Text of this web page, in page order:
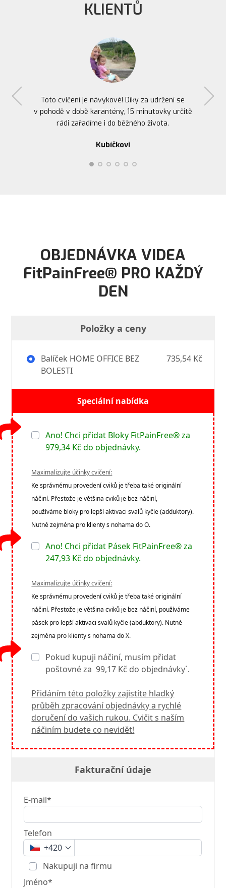
KLIENTŮ
Toto cvičení je návykové! Díky za udržení se
v pohodě v době karantény, 15 minutovky určitě
rádi zařadíme i do běžného života.
Kubíčkovi
Gabriela Havlíková
Viktor Chvátal
Renata Štolfová
Prokop Slezák
Helena Pittnerová
OBJEDNÁVKA VIDEA
FitPainFree® PRO KAŽDÝ
DEN
Položky a ceny
Balíček HOME OFFICE BEZ
BOLESTI
735,54 Kč
Speciální nabídka
Ano! Chci přidat Bloky FitPainFree® za
979,34 Kč do objednávky.
Maximalizujte účinky cvičení:
Ke správnému provedení cviků je třeba také originální
náčiní. Přestože je většina cviků je bez náčiní,
používáme bloky pro lepší aktivaci svalů kyčle (adduktory).
Nutné zejména pro klienty s nohama do O.
Ano! Chci přidat Pásek FitPainFree® za
247,93 Kč do objednávky.
Maximalizujte účinky cvičení:
Ke správnému provedení cviků je třeba také originální
náčiní. Přestože je většina cviků je bez náčiní, používáme
pásek pro lepší aktivaci svalů kyčle (abduktory). Nutné
zejména pro klienty s nohama do X.
Pokud kupuji náčiní, musím přidat
poštovné za 99,17 Kč do objednávky´.
Přidáním této položky zajistíte hladký
průběh zpracování objednávky a rychlé
doručení do vašich rukou. Cvičit s naším
náčiním budete co nevidět!
Fakturační údaje
E-mail*
Telefon
+420
Nakupuji na firmu
Jméno*